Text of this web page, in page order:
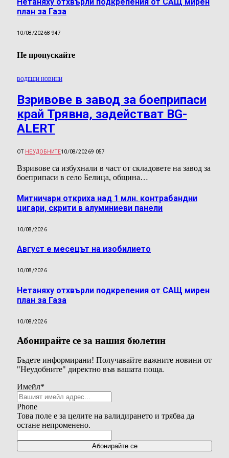
план за Газа
10/08/20268 947
Не пропускайте
ВОДЕЩИ НОВИНИ
Взривове в завод за боеприпаси
край Трявна, задействат BG-
ALERT
ОТ НЕУДОБНИТЕ10/08/20269 057
Взривове са избухнали в част от складовете на завод за
боеприпаси в село Белица, община…
Митничари откриха над 1 млн. контрабандни
цигари, скрити в алуминиеви панели
10/08/2026
Август е месецът на изобилието
10/08/2026
Нетаняху отхвърли подкрепения от САЩ мирен
план за Газа
10/08/2026
Абонирайте се за нашия бюлетин
Бъдете информирани! Получавайте важните новини от
"Неудобните" директно във вашата поща.
Имейл*
Phone
Това поле е за целите на валидирането и трябва да
остане непроменено.